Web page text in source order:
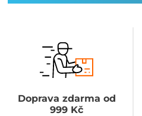
Doprava zdarma od
999 Kč